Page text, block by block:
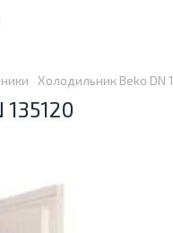
Холодильник Beko DN